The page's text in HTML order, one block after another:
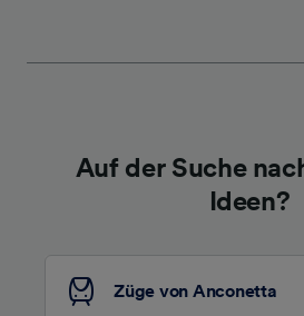
Auf der Suche
Ideen?
Züge von Anconetta
haben keinen Einfluss auf
Wir und unsere Partner
aktiv abfragen. Speichern
Informationen auf einem